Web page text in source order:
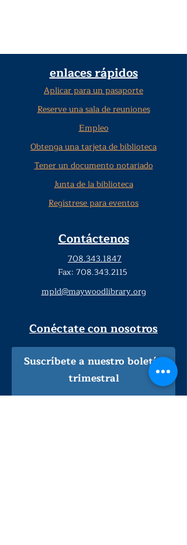
enlaces rápidos
Aplicar para un pasaporte
Reserve una sala de reuniones
Empleo
Obtenga una tarjeta de biblioteca
Tener un documento notariado
Junta de la biblioteca
Regístrese para eventos
Contáctenos
708.343.1847
Fax: 708.343.2115
mpld@maywoodlibrary.org
Conéctate con nosotros
Suscríbete a nuestro boletín
trimestral